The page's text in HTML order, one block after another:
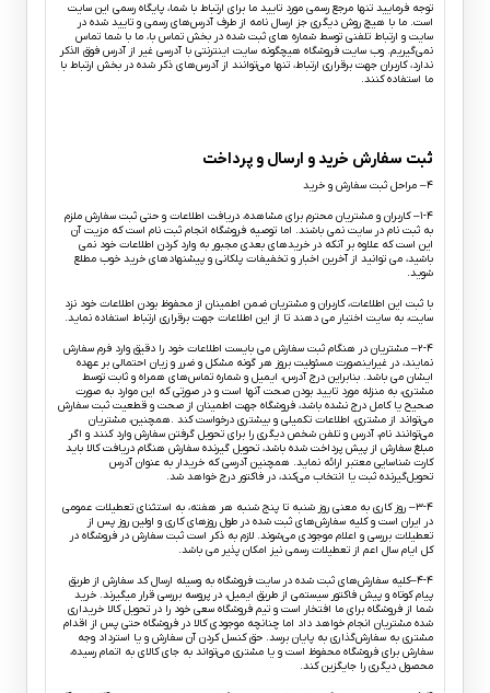
توجه فرمایید تنها مرجع رسمی مورد تایید ما برای ارتباط با شما، پایگاه رسمی این سایت
است. ما با هیچ روش دیگری جز ارسال نامه از طرف آدرس‏‌های رسمی و تایید شده در
سایت و ارتباط تلفنی توسط شماره های ثبت شده در بخش تماس با، ما با شما تماس
نمی‌‏گیریم. وب سایت فروشگاه هیچگونه سایت اینترنتی با آدرسی غیر از آدرس فوق الذکر
ندارد، کاربران جهت برقراری ارتباط، تنها می‏‌توانند از آدرس‌‏های ذکر شده در بخش ارتباط با
ما استفاده کنند.
ثبت سفارش خرید و ارسال و پرداخت
۴– مراحل ثبت سفارش و خرید
۱-۴– کاربران و مشتریان محترم برای مشاهده، دریافت اطلاعات و حتی ثبت سفارش ملزم
به ثبت نام در سایت نمی باشند. اما توصیه فروشگاه انجام ثبت نام است که مزیت آن
این است که علاوه بر آنکه در خریدهای بعدی مجبور به وارد کردن اطلاعات خود نمی
باشید، می توانید از آخرین اخبار و تخفیفات پلکانی و پیشنهادهای خرید خوب مطلع
شوید.
با ثبت این اطلاعات، کاربران و مشتریان ضمن اطمینان از محفوظ بودن اطلاعات خود نزد
سایت، به سایت اختیار می دهند تا از این اطلاعات جهت برقراری ارتباط استفاده نماید.
۲-۴– مشتریان در هنگام ثبت سفارش می بایست اطلاعات خود را دقیق وارد فرم سفارش
نمایند، در غیراینصورت مسئولیت بروز هر گونه مشکل و ضرر و زیان احتمالی بر عهده
ایشان می باشد. بنابراین درج آدرس، ایمیل و شماره تماس‌های همراه و ثابت توسط
مشتری، به منزله مورد تایید بودن صحت آنها است و در صورتی که این موارد به صورت
صحیح یا کامل درج نشده باشد، فروشگاه جهت اطمینان از صحت و قطعیت ثبت سفارش
می‌تواند از مشتری، اطلاعات تکمیلی و بیشتری درخواست کند .همچنین، مشتریان
می‌توانند نام، آدرس و تلفن شخص دیگری را برای تحویل گرفتن سفارش وارد کنند و اگر
مبلغ سفارش از پیش پرداخت شده باشد، تحویل گیرنده سفارش هنگام دریافت کالا باید
کارت شناسایی معتبر ارائه نماید. همچنین آدرسی که خریدار به عنوان آدرس
تحویل‌گیرنده ثبت یا انتخاب می‌کند، در فاکتور درج خواهد شد.
۳-۴– روز کاری به معنی روز شنبه تا پنج شنبه هر هفته، به استثنای تعطیلات عمومی
در ایران است و کلیه سفارش‏‌های ثبت شده در طول روزهای کاری و اولین روز پس از
تعطیلات بررسی و اعلام موجودی می‌‏شوند. لازم به ذکر است ثبت سفارش در فروشگاه در
کل ایام سال اعم از تعطیلات رسمی نیز امکان پذیر می باشد.
۴-۴–کلیه سفارش‌‏های ثبت شده در سایت فروشگاه به وسیله ارسال کد سفارش از طریق
پیام کوتاه و پیش فاکتور سیستمی از طریق ایمیل، در پروسه بررسی قرار میگیرند. خرید
شما از فروشگاه برای ما افتخار است و تیم فروشگاه سعی خود را در تحویل کالا خریداری
شده مشتریان انجام خواهد داد اما چنانچه موجودی کالا در فروشگاه حتی پس از اقدام
مشتری به سفارش‌‏گذاری به پایان برسد. حق کنسل کردن آن سفارش و یا استرداد وجه
سفارش برای فروشگاه محفوظ است و یا مشتری می‏‌تواند به جای کالای به اتمام رسیده،
محصول دیگری را جایگزین کند.